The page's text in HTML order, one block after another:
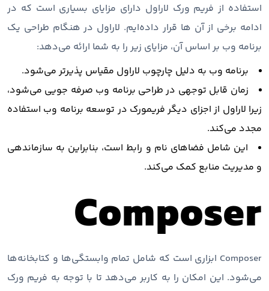
استفاده از فریم ورک لاراول دارای مزایای بسیاری است که در
ادامه برخی از آن ها قرار داده‌ایم. لاراول در هنگام طراحی یک
برنامه وب بر اساس آن، مزایای زیر را به شما ارائه می‌دهد:
برنامه وب به دلیل چارچوب لاراول مقیاس پذیرتر می‌شود.
زمان قابل توجهی در طراحی برنامه وب صرفه جویی می‌شود،
زیرا لاراول از اجزای دیگر فریمورک در توسعه برنامه وب استفاده
مجدد می‌کند.
این شامل فضاهای نام و رابط است، بنابراین به سازماندهی
و مدیریت منابع کمک می‌کند.
Composer
Composer ابزاری است که شامل تمام وابستگی‌ها و کتابخانه‌ها
می‌شود. این امکان را به کاربر می‌دهد تا با توجه به فریم ورک